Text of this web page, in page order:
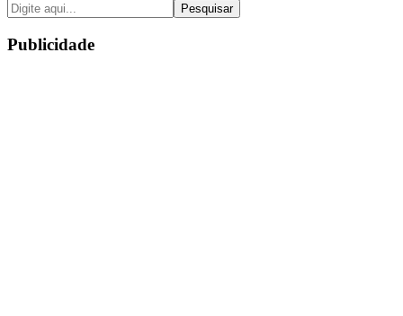
Pesquisar
Publicidade